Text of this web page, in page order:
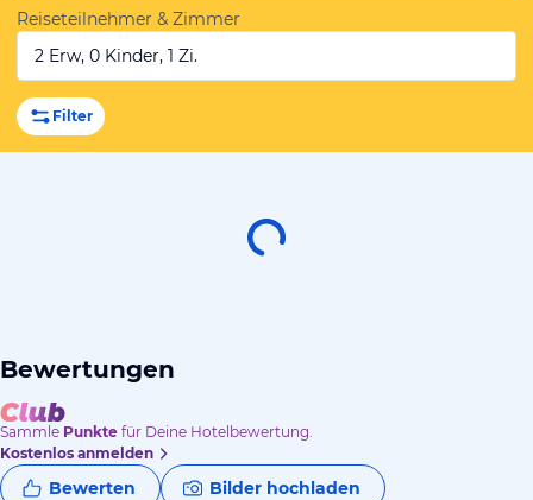
Reiseteilnehmer & Zimmer
2 Erw, 0 Kinder, 1 Zi.
Filter
Bewertungen
Sammle Punkte für Deine Hotelbewertung.
Kostenlos anmelden
Bewerten Bilder hochladen